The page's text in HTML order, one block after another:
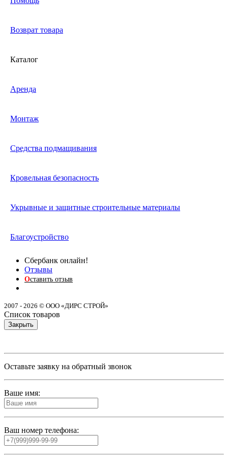
Возврат товара
Каталог
Аренда
Монтаж
Средства подмащивания
Кровельная безопасность
Укрывные и защитные строительные материалы
Благоустройство
Сбербанк онлайн!
Отзывы
Оставить отзыв
2007 - 2026 © ООО «ДИРС СТРОЙ»
Список товаров
Закрыть
Оставьте заявку на обратный звонок
Ваше имя:
Ваш номер телефона: